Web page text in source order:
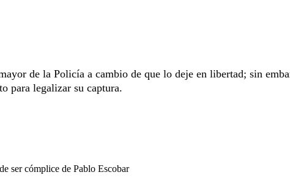
de la Policía a cambio de que lo deje en libertad; sin
para legalizar su captura.
ser cómplice de Pablo Escobar